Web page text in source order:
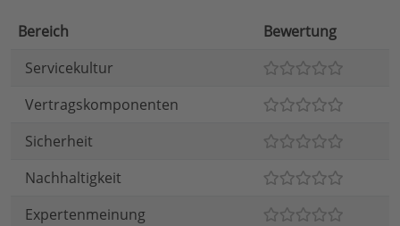
Bereich
Bewertung
Servicekultur
Vertragskomponenten
Sicherheit
Nachhaltigkeit
Expertenmeinung